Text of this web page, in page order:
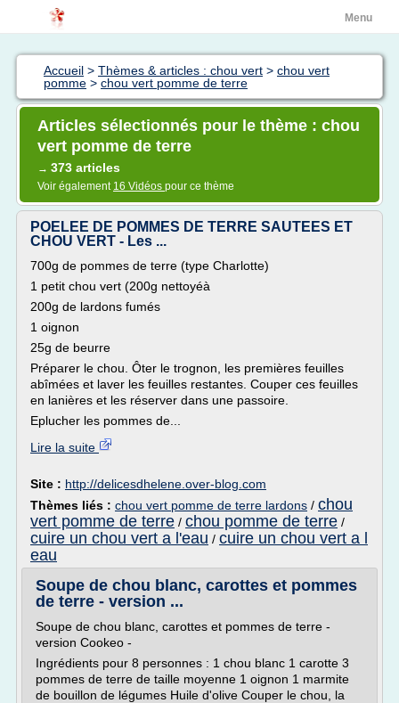
Menu
Accueil > Thèmes & articles : chou vert > chou vert
pomme > chou vert pomme de terre
Articles sélectionnés pour le thème : chou
vert pomme de terre
→ 373 articles
Voir également 16 Vidéos pour ce thème
POELEE DE POMMES DE TERRE SAUTEES ET
CHOU VERT - Les ...
700g de pommes de terre (type Charlotte)
1 petit chou vert (200g nettoyéà
200g de lardons fumés
1 oignon
25g de beurre
Préparer le chou. Ôter le trognon, les premières feuilles
abîmées et laver les feuilles restantes. Couper ces feuilles
en lanières et les réserver dans une passoire.
Eplucher les pommes de...
Lire la suite
Site : http://delicesdhelene.over-blog.com
Thèmes liés : chou vert pomme de terre lardons / chou
vert pomme de terre / chou pomme de terre /
cuire un chou vert a l'eau / cuire un chou vert a l
eau
Soupe de chou blanc, carottes et pommes
de terre - version ...
Soupe de chou blanc, carottes et pommes de terre -
version Cookeo -
Ingrédients pour 8 personnes : 1 chou blanc 1 carotte 3
pommes de terre de taille moyenne 1 oignon 1 marmite
de bouillon de légumes Huile d'olive Couper le chou, la